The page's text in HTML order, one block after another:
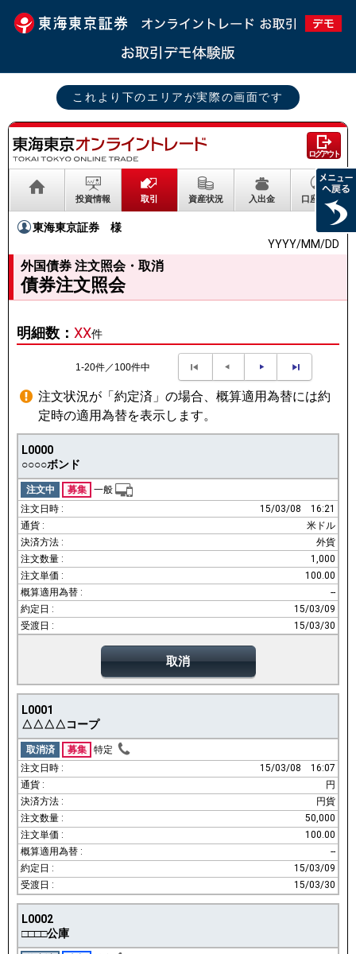
これより下のエリアが実際の画面です
ログアウト
投資情報 取引 資産状況 入出金 口座情報
東海東京証券
様
YYYY/MM/DD
外国債券 注文照会・取消
債券注文照会
明細数： XX件
1-20件／100件中
注文状況が「約定済」の場合、概算適用為替には約
定時の適用為替を表示します。
L0000
○○○○ボンド
注文中 募集
一般
15/03/08
16:21
米ドル
外貨
1,000
100.00
--
15/03/09
15/03/30
取消
L0001
△△△△コープ
取消済 募集
特定
15/03/08
16:07
円
円貨
50,000
100.00
--
15/03/09
15/03/30
L0002
□□□□公庫